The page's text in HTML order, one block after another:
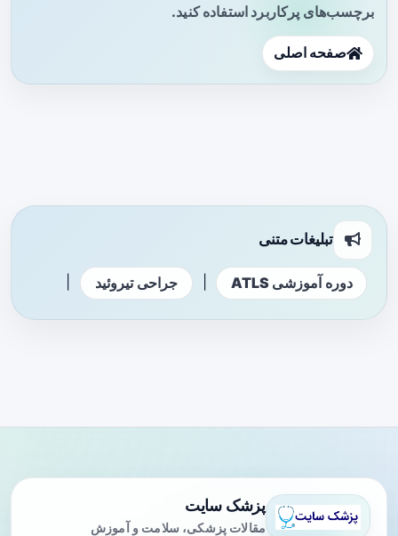
برچسب‌های پرکاربرد استفاده کنید.
صفحه اصلی
تبلیغات متنی
دوره آموزشی ATLS جراحی تیروئید
پزشک سایت
مقالات پزشکی، سلامت و آموزش